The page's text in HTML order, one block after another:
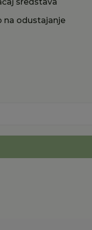
sredstava
na odustajanje